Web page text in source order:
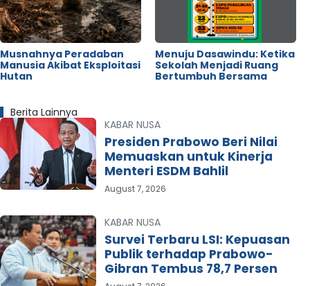
Musnahnya Peradaban
Manusia Akibat Eksploitasi
Hutan
Menuju Dasawindu: Ketika
Sekolah Menjadi Ruang
Bertumbuh Bersama
Berita Lainnya
KABAR NUSA
Presiden Prabowo Beri Nilai
Memuaskan untuk Kinerja
Menteri ESDM Bahlil
August 7, 2026
KABAR NUSA
Survei Terbaru LSI: Kepuasan
Publik terhadap Prabowo-
Gibran Tembus 78,7 Persen